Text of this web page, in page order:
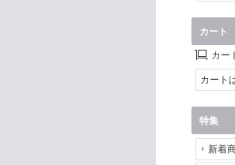
カート
カー
カート
特集
新着